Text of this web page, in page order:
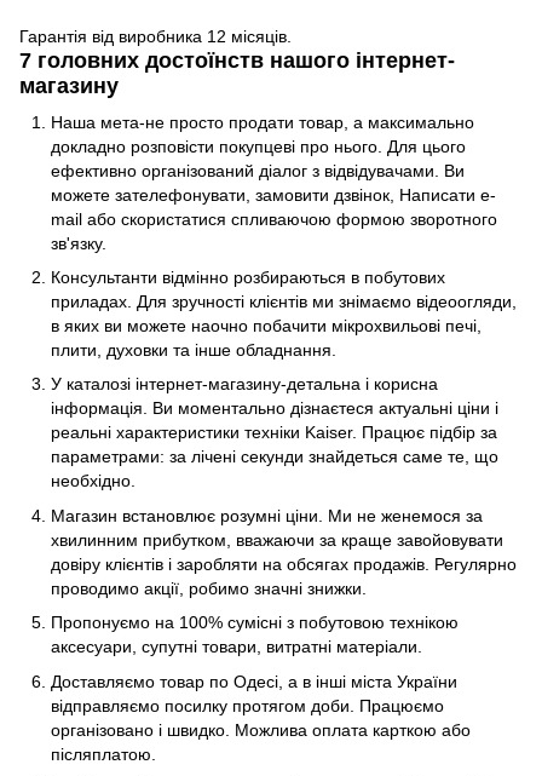
Гарантія від виробника 12 місяців.
7 головних достоїнств нашого інтернет-
магазину
Наша мета-не просто продати товар, а максимально
докладно розповісти покупцеві про нього. Для цього
ефективно організований діалог з відвідувачами. Ви
можете зателефонувати, замовити дзвінок, Написати e-
mail або скористатися спливаючою формою зворотного
зв'язку.
Консультанти відмінно розбираються в побутових
приладах. Для зручності клієнтів ми знімаємо відеоогляди,
в яких ви можете наочно побачити мікрохвильові печі,
плити, духовки та інше обладнання.
У каталозі інтернет-магазину-детальна і корисна
інформація. Ви моментально дізнаєтеся актуальні ціни і
реальні характеристики техніки Kaiser. Працює підбір за
параметрами: за лічені секунди знайдеться саме те, що
необхідно.
Магазин встановлює розумні ціни. Ми не женемося за
хвилинним прибутком, вважаючи за краще завойовувати
довіру клієнтів і заробляти на обсягах продажів. Регулярно
проводимо акції, робимо значні знижки.
Пропонуємо на 100% сумісні з побутовою технікою
аксесуари, супутні товари, витратні матеріали.
Доставляємо товар по Одесі, а в інші міста України
відправляємо посилку протягом доби. Працюємо
організовано і швидко. Можлива оплата карткою або
післяплатою.